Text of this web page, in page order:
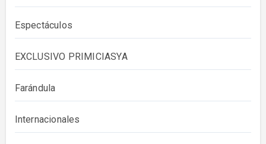
Espectáculos
EXCLUSIVO PRIMICIASYA
Farándula
Internacionales